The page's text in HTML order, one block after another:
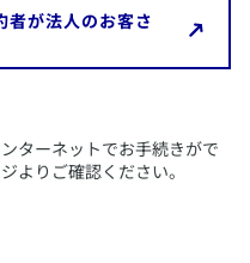
者が法人のお客さ
ターネットでお手続きがで
よりご確認ください。